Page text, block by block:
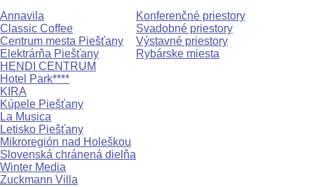
Annavila
Classic Coffee
Centrum mesta Piešťany
Elektrárňa Piešťany
HENDI CENTRUM
Hotel Park****
KIRA
Kúpele Piešťany
La Musica
Letisko Piešťany
Mikroregión nad Holeškou
Slovenská chránená dielňa
Winter Media
Zuckmann Villa
Konferenčné priestory
Svadobné priestory
Výstavné priestory
Rybárske miesta